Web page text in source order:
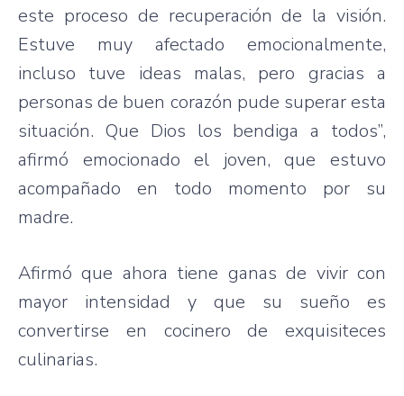
este proceso de recuperación de la visión.
Estuve muy afectado emocionalmente,
incluso tuve ideas malas, pero gracias a
personas de buen corazón pude superar esta
situación. Que Dios los bendiga a todos”,
afirmó emocionado el joven, que estuvo
acompañado en todo momento por su
madre.
Afirmó que ahora tiene ganas de vivir con
mayor intensidad y que su sueño es
convertirse en cocinero de exquisiteces
culinarias.